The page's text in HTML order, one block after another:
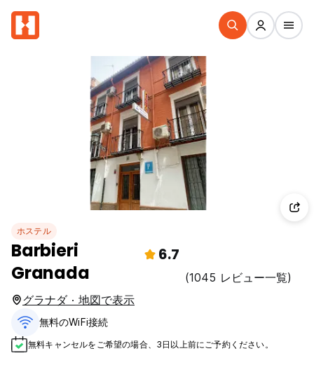
ホステル
Barbieri
Granada
6.7
(1045 レビュー一覧)
グラナダ · 地図で表示
無料のWiFi接続
無料キャンセルをご希望の場合、3日以上前にご予約ください。